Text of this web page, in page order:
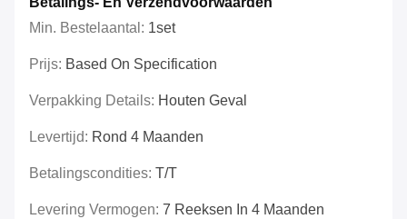
Min. Bestelaantal: 1set
Prijs: Based On Specification
Verpakking Details: Houten Geval
Levertijd: Rond 4 Maanden
Betalingscondities: T/T
Levering Vermogen: 7 Reeksen In 4 Maanden